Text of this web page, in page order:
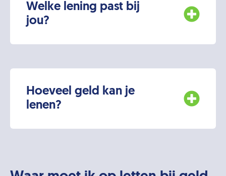
Welke lening past bij
jou?
Hoeveel geld kan je
lenen?